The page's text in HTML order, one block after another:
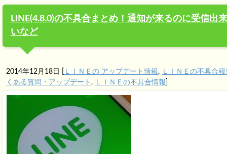
LINE(4.8.0)の不具合まとめ！通知が来るのに受信出
いなど
2014年12月18日 ＬＩＮＥの アップデート情報, ＬＩＮＥの不具合
くある質問・アップデート, ＬＩＮＥの不具合情報